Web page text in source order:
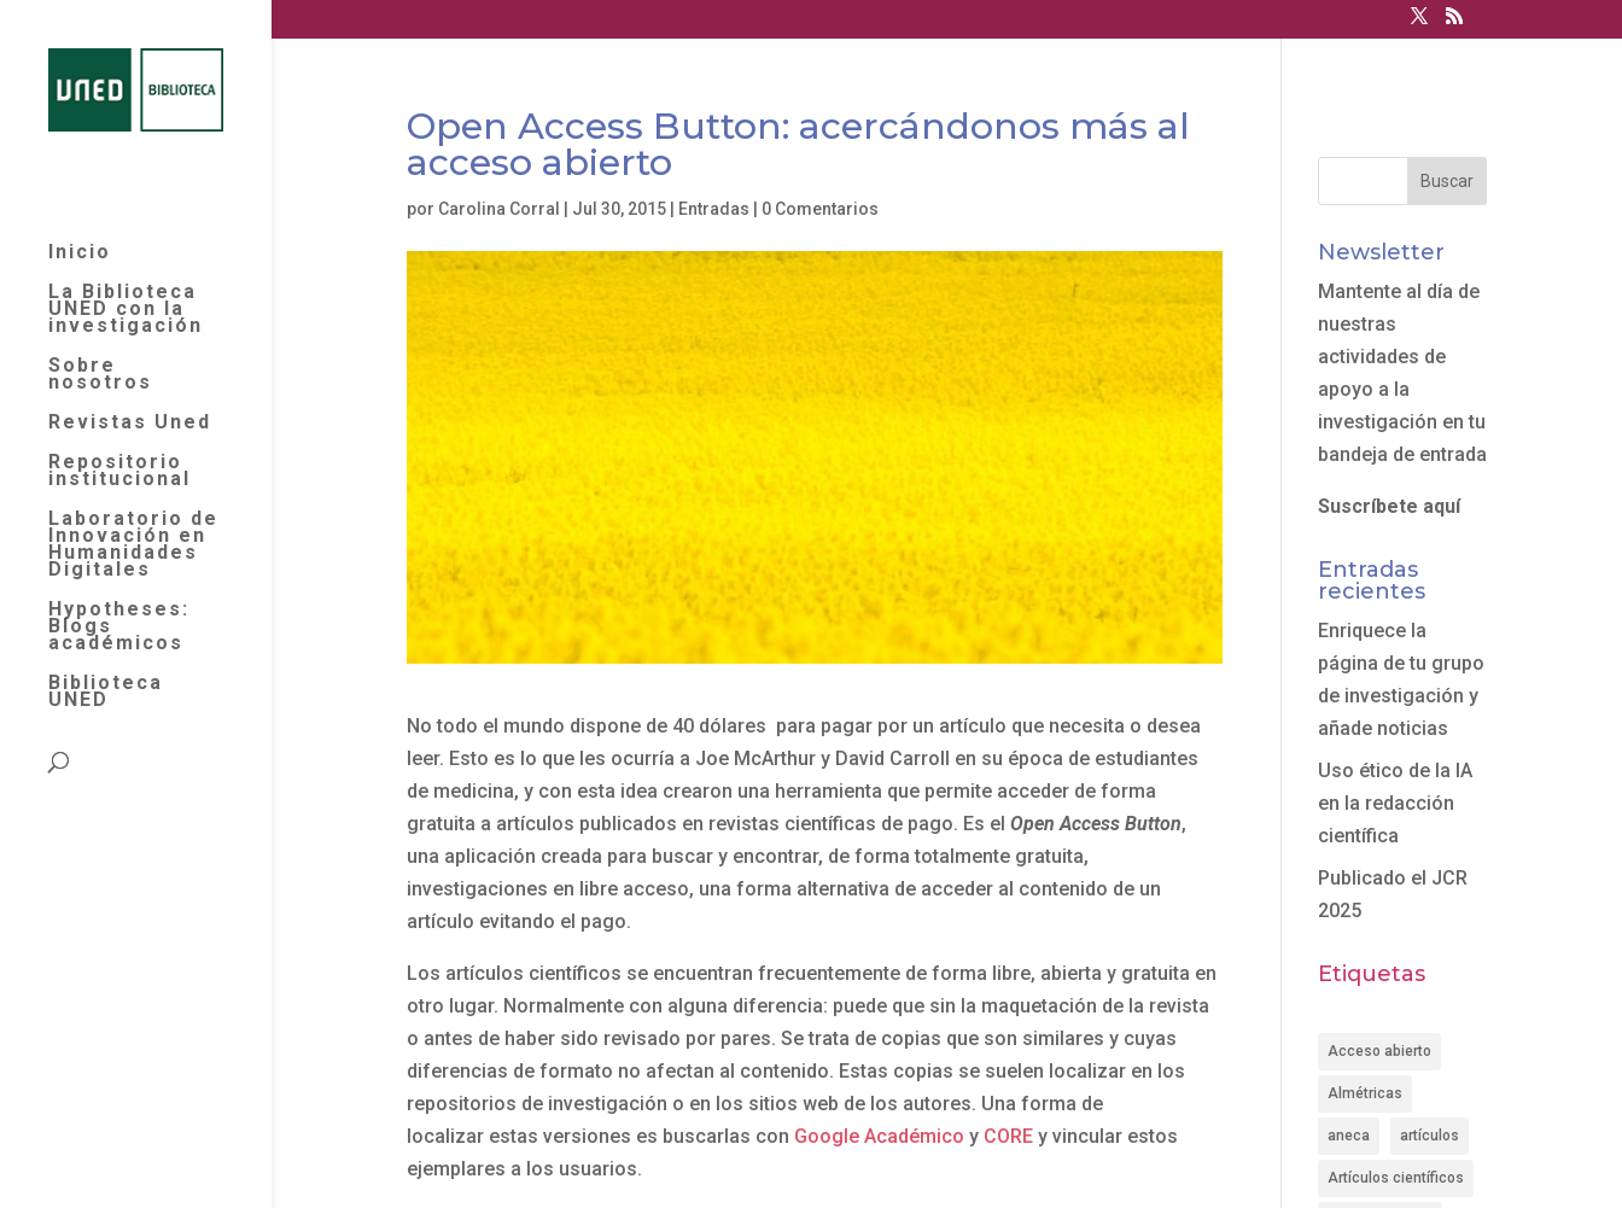
Inicio
La Biblioteca
UNED con la
investigación
Sobre
nosotros
Revistas Uned
Repositorio
institucional
Laboratorio de
Innovación en
Humanidades
Digitales
Hypotheses:
Blogs
académicos
Biblioteca
UNED
Open Access Button: acercándonos más al
acceso abierto
por Carolina Corral | Jul 30, 2015| Entradas | 0 Comentarios
No todo el mundo dispone de 40 dólares para pagar por un artículo que necesita o desea
leer. Esto es lo que les ocurría a Joe McArthur y David Carroll en su época de estudiantes
de medicina, y con esta idea crearon una herramienta que permite acceder de forma
gratuita a artículos publicados en revistas científicas de pago. Es el Open Access Button,
una aplicación creada para buscar y encontrar, de forma totalmente gratuita,
investigaciones en libre acceso, una forma alternativa de acceder al contenido de un
artículo evitando el pago.
Los artículos científicos se encuentran frecuentemente de forma libre, abierta y gratuita en
otro lugar. Normalmente con alguna diferencia: puede que sin la maquetación de la revista
o antes de haber sido revisado por pares. Se trata de copias que son similares y cuyas
diferencias de formato no afectan al contenido. Estas copias se suelen localizar en los
repositorios de investigación o en los sitios web de los autores. Una forma de
localizar estas versiones es buscarlas con Google Académico y COREy vincular estos
ejemplares a los usuarios.
Newsletter
Mantente al día de
nuestras
actividades de
apoyo a la
investigación en tu
bandeja de entrada
Suscríbete aquí
Entradas
recientes
Enriquece la
página de tu grupo
de investigación y
añade noticias
Uso ético de la IA
en la redacción
científica
Publicado el JCR
2025
Etiquetas
Acceso abierto
Almétricas
aneca artículos
Artículos científicos